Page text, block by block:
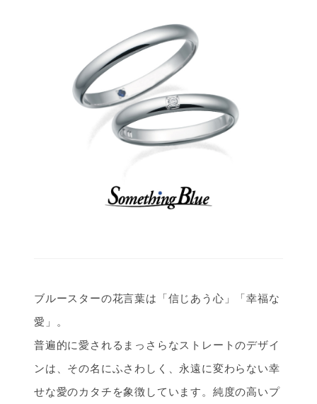
ブルースターの花言葉は「信じあう心」「幸福な
愛」。
普遍的に愛されるまっさらなストレートのデザイ
ンは、その名にふさわしく、永遠に変わらない幸
せな愛のカタチを象徴しています。純度の高いプ